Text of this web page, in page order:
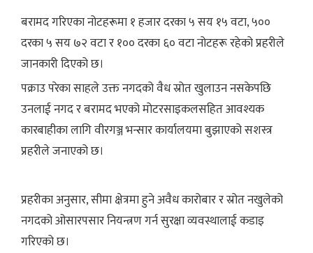
बरामद गरिएका नोटहरूमा १ हजार दरका ५ सय १५ वटा, ५००
दरका ५ सय ७२ वटा र १०० दरका ६० वटा नोटहरू रहेको प्रहरीले
जानकारी दिएको छ।
पक्राउ परेका साहले उक्त नगदको वैध स्रोत खुलाउन नसकेपछि
उनलाई नगद र बरामद भएको मोटरसाइकलसहित आवश्यक
कारबाहीका लागि वीरगञ्ज भन्सार कार्यालयमा बुझाएको सशस्त्र
प्रहरीले जनाएको छ।
प्रहरीका अनुसार, सीमा क्षेत्रमा हुने अवैध कारोबार र स्रोत नखुलेको
नगदको ओसारपसार नियन्त्रण गर्न सुरक्षा व्यवस्थालाई कडाइ
गरिएको छ।